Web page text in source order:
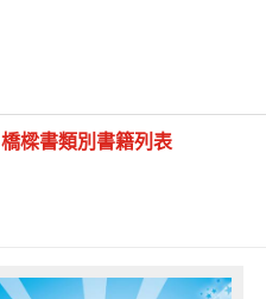
橋樑書類別書籍列表